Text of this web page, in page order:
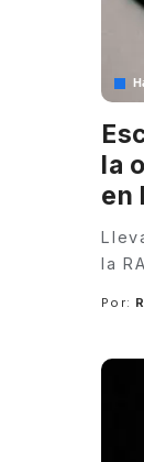
la
en
la
Por: